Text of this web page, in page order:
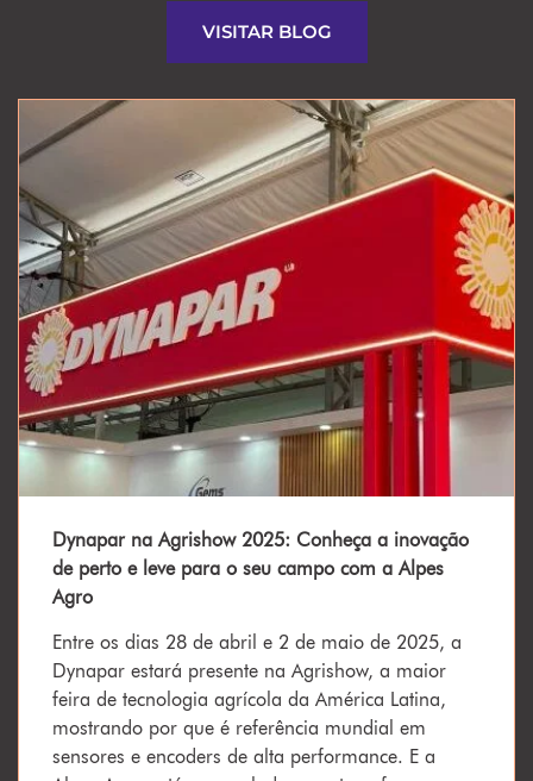
VISITAR BLOG
Dynapar na Agrishow 2025: Conheça a inovação
de perto e leve para o seu campo com a Alpes
Agro
Entre os dias 28 de abril e 2 de maio de 2025, a
Dynapar estará presente na Agrishow, a maior
feira de tecnologia agrícola da América Latina,
mostrando por que é referência mundial em
sensores e encoders de alta performance. E a